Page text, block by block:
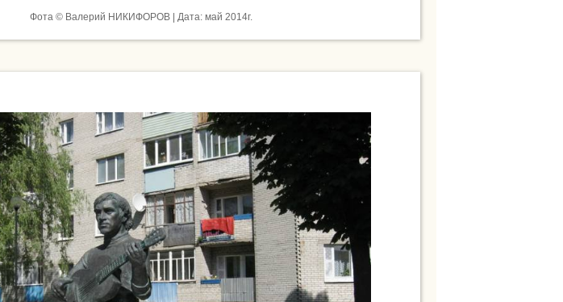
Фота © Валерий НИКИФОРОВ | Дата: май 2014г.